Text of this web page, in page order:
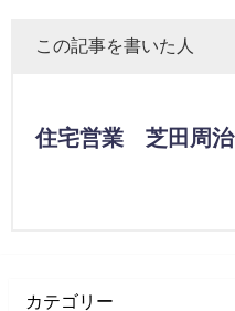
この記事を書いた人
住宅営業 芝田周治
カテゴリー